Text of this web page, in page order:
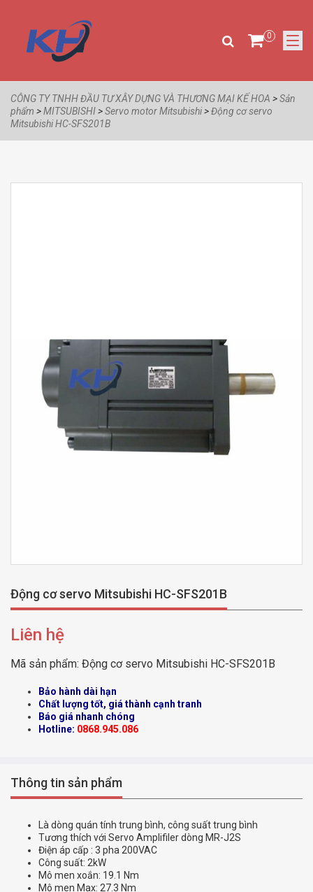
0
CÔNG TY TNHH ĐẦU TƯ XÂY DỰNG VÀ THƯƠNG MẠI KẾ HOA >Sản
phẩm >MITSUBISHI>Servo motor Mitsubishi>Động cơ servo
Mitsubishi HC-SFS201B
Động cơ servo Mitsubishi HC-SFS201B
Liên hệ
Mã sản phẩm: Động cơ servo Mitsubishi HC-SFS201B
Bảo hành dài hạn
Chất lượng tốt, giá thành cạnh tranh
Báo giá nhanh chóng
Hotline: 0868.945.086
Thông tin sản phẩm
Là dòng quán tính trung bình, công suất trung bình
Tương thích với Servo Amplifiler dòng MR-J2S
Điện áp cấp : 3 pha 200VAC
Công suất: 2kW
Mô men xoắn: 19.1 Nm
Mô men Max: 27.3 Nm